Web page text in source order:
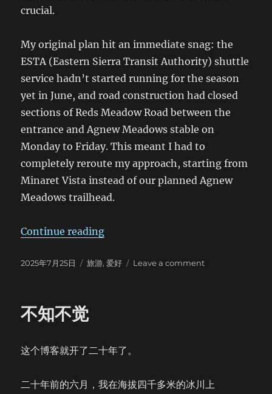
crucial.
My original plan hit an immediate snag: the
ESTA (Eastern Sierra Transit Authority) shuttle
service hadn’t started running for the season
yet in June, and road construction had closed
sections of Reds Meadow Road between the
entrance and Agnew Meadows stable on
Monday to Friday. This meant I had to
completely reroute my approach, starting from
Minaret Vista instead of our planned Agnew
Meadows trailhead.
Continue reading“Backpacking the River Trail
Posted
2025年7月25日 Categories
旅游,爱好 Leave a commenton
不知不觉
这个博客就开了二十年了。
二十年前的六月，我在海拔四千多米的冰川上